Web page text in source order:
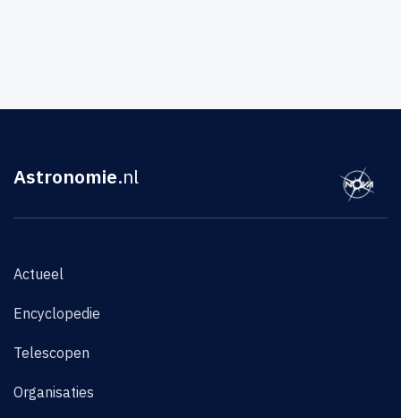
Astronomie.nl
Actueel
Encyclopedie
Telescopen
Organisaties